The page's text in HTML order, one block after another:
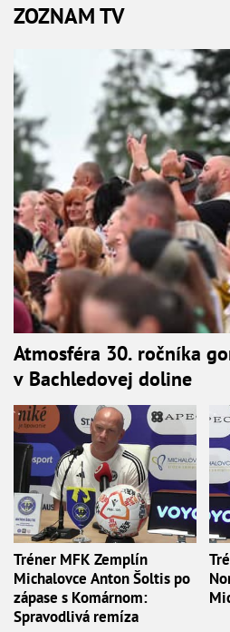
ZOZNAM TV
Atmosféra 30. ročníka
v Bachledovej doline
Tréner MFK Zemplín
Michalovce Anton Šoltis po
zápase s Komárnom:
Spravodlivá remíza